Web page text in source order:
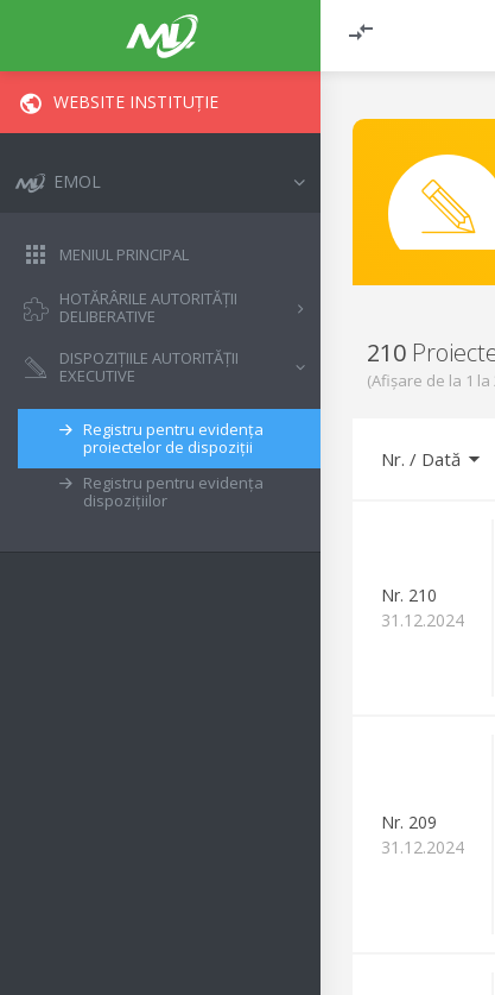
WEBSITE INSTITUȚIE
EMOL
MENIUL PRINCIPAL
HOTĂRÂRILE AUTORITĂȚII
DELIBERATIVE
DISPOZIȚIILE AUTORITĂȚII
EXECUTIVE
Registru pentru evidența
proiectelor de dispoziții
Registru pentru evidența
dispozițiilor
210
(Afișare de la 1 la
Nr. / Dată
Nr. 210
31.12.2024
Nr. 209
31.12.2024